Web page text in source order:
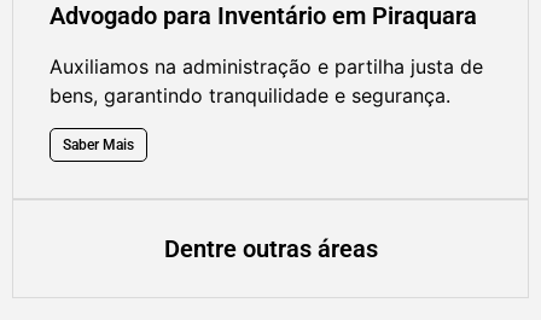
Advogado para Inventário em Piraquara
Auxiliamos na administração e partilha justa de
bens, garantindo tranquilidade e segurança.
Saber Mais
Dentre outras áreas